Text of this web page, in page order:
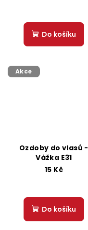
Do košíku
Akce
Ozdoby do vlasů -
Vážka E31
15 Kč
Do košíku